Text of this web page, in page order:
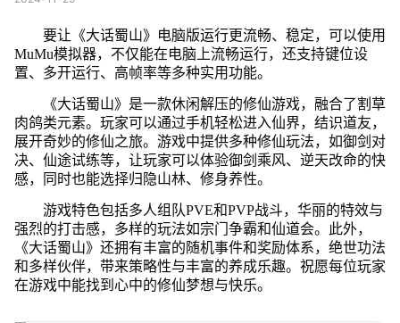
要让《大话蜀山》电脑版运行更流畅、稳定，可以使用
MuMu模拟器，不仅能在电脑上流畅运行，还支持键位设
置、多开运行、高帧率等多种实用功能。
《大话蜀山》是一款休闲解压的修仙游戏，融合了割草
肉鸽类元素。玩家可以通过手机轻松进入仙界，结识道友，
展开奇妙的修仙之旅。游戏中提供多种修仙玩法，如御剑对
决、仙途试练等，让玩家可以体验御剑乘风、逆天改命的快
感，同时也能选择归隐山林、修身养性。
游戏特色包括多人组队PVE和PVP战斗，华丽的特效与
强烈的打击感，多样的玩法如宗门争霸和仙道会。此外，
《大话蜀山》还拥有丰富的随机事件和奖励体系，绝世功法
和多样伙伴，带来策略性与丰富的养成乐趣。祝愿每位玩家
在游戏中能找到心中的修仙梦想与快乐。